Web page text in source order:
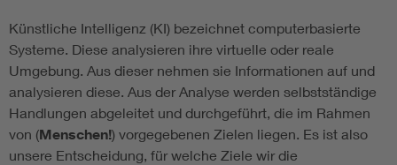
Künstliche Intelligenz (KI) bezeichnet computerbasierte
Systeme. Diese analysieren ihre virtuelle oder reale
Umgebung. Aus dieser nehmen sie Informationen auf und
analysieren diese. Aus der Analyse werden selbstständige
Handlungen abgeleitet und durchgeführt, die im Rahmen
von (Menschen!) vorgegebenen Zielen liegen. Es ist also
unsere Entscheidung, für welche Ziele wir die